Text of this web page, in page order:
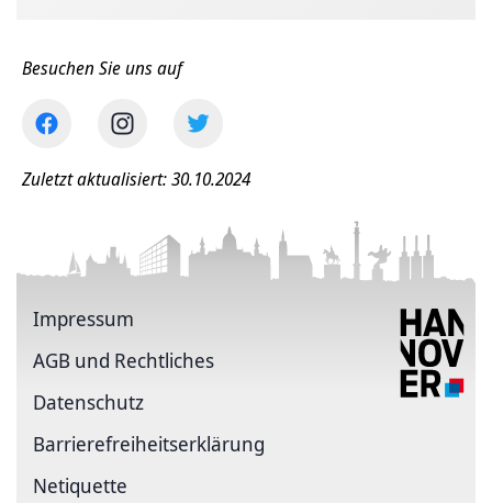
Besuchen Sie uns auf
Zuletzt aktualisiert: 30.10.2024
Impressum
AGB und Rechtliches
Datenschutz
Barriere­freiheits­erklärung
Netiquette